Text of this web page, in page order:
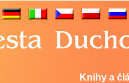
Knihy a